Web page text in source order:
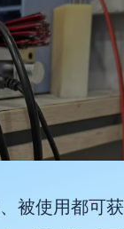
被使用都可